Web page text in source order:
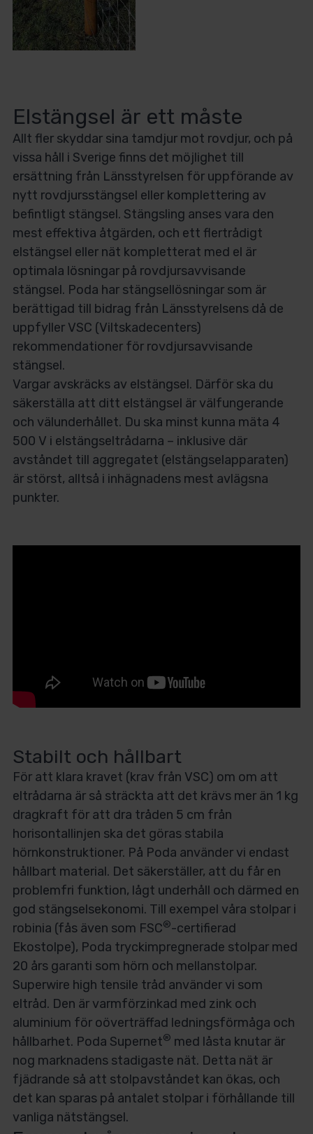
Elstängsel är ett måste
Allt fler skyddar sina tamdjur mot rovdjur, och på
vissa håll i Sverige finns det möjlighet till
ersättning från Länsstyrelsen för uppförande av
nytt rovdjursstängsel eller komplettering av
befintligt stängsel. Stängsling anses vara den
mest effektiva åtgärden, och ett flertrådigt
elstängsel eller nät kompletterat med el är
optimala lösningar på rovdjursavvisande
stängsel. Poda har stängsellösningar som är
berättigad till bidrag från Länsstyrelsens då de
uppfyller VSC (Viltskadecenters)
rekommendationer för rovdjursavvisande
stängsel.
Vargar avskräcks av elstängsel. Därför ska du
säkerställa att ditt elstängsel är välfungerande
och välunderhållet. Du ska minst kunna mäta 4
500 V i elstängseltrådarna – inklusive där
avståndet till aggregatet (elstängselapparaten)
är störst, alltså i inhägnadens mest avlägsna
punkter.
Stabilt och hållbart
För att klara kravet (krav från VSC) om om att
eltrådarna är så sträckta att det krävs mer än 1 kg
dragkraft för att dra tråden 5 cm från
horisontallinjen ska det göras stabila
hörnkonstruktioner. På Poda använder vi endast
hållbart material. Det säkerställer, att du får en
problemfri funktion, lågt underhåll och därmed en
god stängselsekonomi. Till exempel våra stolpar i
robinia (fås även som FSC®-certifierad
Ekostolpe), Poda tryckimpregnerade stolpar med
20 års garanti som hörn och mellanstolpar.
Superwire high tensile tråd använder vi som
eltråd. Den är varmförzinkad med zink och
aluminium för oöverträffad ledningsförmåga och
hållbarhet. Poda Supernet® med låsta knutar är
nog marknadens stadigaste nät. Detta nät är
fjädrande så att stolpavståndet kan ökas, och
det kan sparas på antalet stolpar i förhållande till
vanliga nätstängsel.